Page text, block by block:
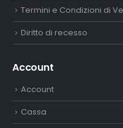
Termini e Condizioni di
Diritto di recesso
Account
Account
Cassa